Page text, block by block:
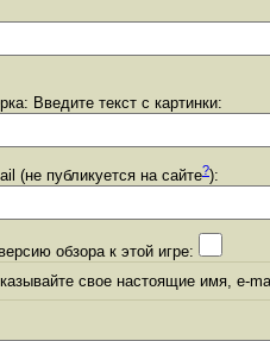
Введите текст с картинки:
(не публикуется на сайте?):
обзора к этой игре:
свое настоящие имя, e-